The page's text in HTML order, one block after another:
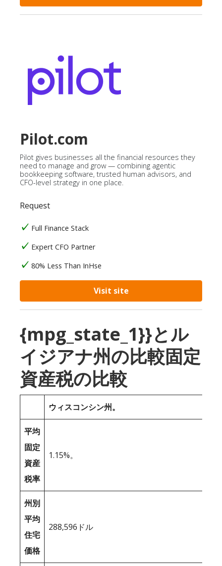
Pilot.com
Pilot gives businesses all the financial resources they
need to manage and grow — combining agentic
bookkeeping software, trusted human advisors, and
CFO-level strategy in one place.
Request
Full Finance Stack
Expert CFO Partner
80% Less Than InHse
Visit site
{mpg_state_1}}とル
イジアナ州の比較固定
資産税の比較
ウィスコンシン州。
平均
固定
資産
税率
1.15%。
州別
平均
住宅
価格
288,596ドル